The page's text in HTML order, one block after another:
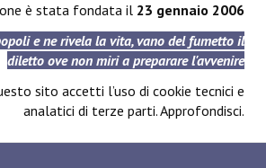
è stata fondata il 23 gennaio 2006
e ne rivela la vita, vano del fumetto il
diletto ove non miri a preparare l'avvenire
sito accetti l’uso di cookie tecnici e
analatici di terze parti.Approfondisci.